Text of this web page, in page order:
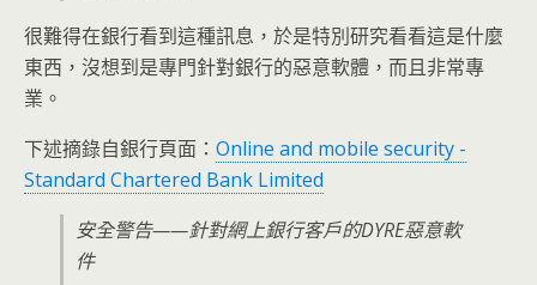
很難得在銀行看到這種訊息，於是特別研究看看這是什麼
東西，沒想到是專門針對銀行的惡意軟體，而且非常專
業。
下述摘錄自銀行頁面： Online and mobile security -
Standard Chartered Bank Limited
安全警告——針對網上銀行客戶的DYRE惡意軟
件